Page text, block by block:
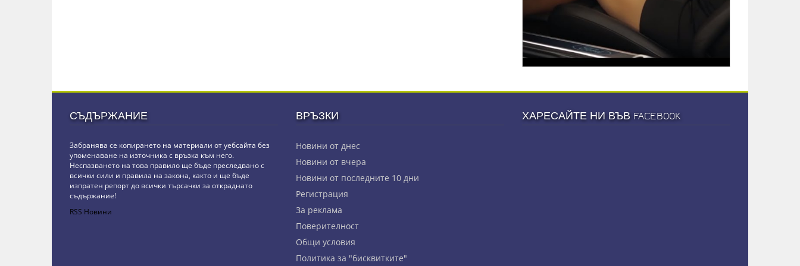
СЪДЪРЖАНИЕ
Забранява се копирането на материали от уебсайта без
упоменаване на източника с връзка към него.
Неспазването на това правило ще бъде преследвано с
всички сили и правила на закона, както и ще бъде
изпратен репорт до всички търсачки за откраднато
съдържание!
RSS Новини
ВРЪЗКИ
Новини от днес
Новини от вчера
Новини от последните 10 дни
Регистрация
За реклама
Πoвepитeлнocт
Общи условия
Политика за "бисквитките"
ХАРЕСАЙТЕ НИ ВЪВ FACEBOOK